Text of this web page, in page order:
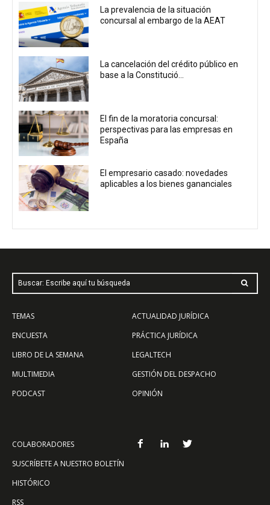
La prevalencia de la situación
concursal al embargo de la AEAT
La cancelación del crédito público en
base a la Constitució...
El fin de la moratoria concursal:
perspectivas para las empresas en
España
El empresario casado: novedades
aplicables a los bienes gananciales
Buscar: Escribe aquí tu búsqueda
TEMAS
ENCUESTA
LIBRO DE LA SEMANA
MULTIMEDIA
PODCAST
ACTUALIDAD JURÍDICA
PRÁCTICA JURÍDICA
LEGALTECH
GESTIÓN DEL DESPACHO
OPINIÓN
COLABORADORES
SUSCRÍBETE A NUESTRO BOLETÍN
HISTÓRICO
RSS